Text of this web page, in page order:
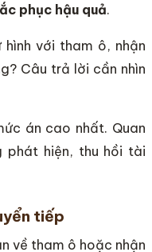
phục hậu quả.
với tham ô, nhận
Câu trả lời cần nhìn
án cao nhất. Quan
phát hiện, thu hồi tài
tiếp
về tham ô hoặc nhận